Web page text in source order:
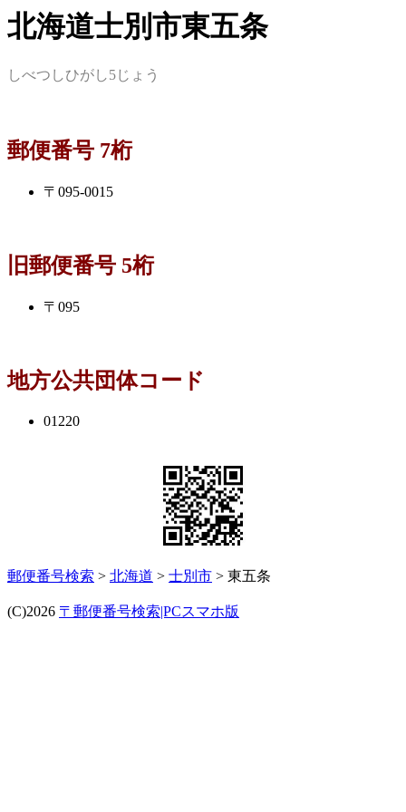
北海道士別市東五条
しべつしひがし5じょう
郵便番号 7桁
〒095-0015
旧郵便番号 5桁
〒095
地方公共団体コード
01220
郵便番号検索 > 北海道 > 士別市 > 東五条
(C)2026 〒郵便番号検索|PCスマホ版